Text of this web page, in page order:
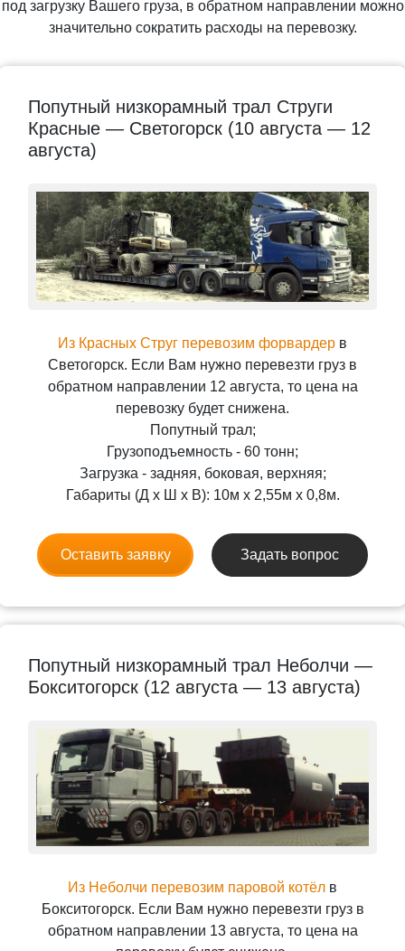
под загрузку Вашего груза, в обратном направлении можно
значительно сократить расходы на перевозку.
Попутный низкорамный трал Струги
Красные — Светогорск (10 августа — 12
августа)
Из Красных Струг перевозим форвардер в
Светогорск. Если Вам нужно перевезти груз в
обратном направлении 12 августа, то цена на
перевозку будет снижена.
Попутный трал;
Грузоподъемность - 60 тонн;
Загрузка - задняя, боковая, верхняя;
Габариты (Д x Ш x В): 10м x 2,55м x 0,8м.
Оставить заявку Задать вопрос
Попутный низкорамный трал Неболчи —
Бокситогорск (12 августа — 13 августа)
Из Неболчи перевозим паровой котёл в
Бокситогорск. Если Вам нужно перевезти груз в
обратном направлении 13 августа, то цена на